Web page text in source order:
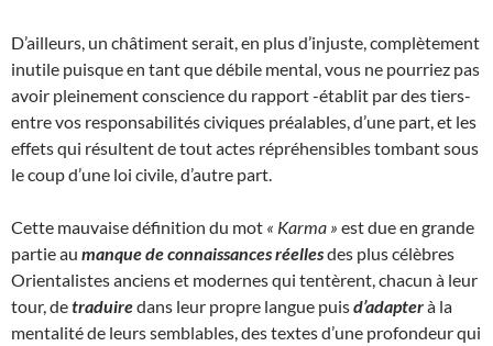
D’ailleurs, un châtiment serait, en plus d’injuste, complètement
inutile puisque en tant que débile mental, vous ne pourriez pas
avoir pleinement conscience du rapport -établit par des tiers-
entre vos responsabilités civiques préalables, d’une part, et les
effets qui résultent de tout actes répréhensibles tombant sous
le coup d’une loi civile, d’autre part.
Cette mauvaise définition du mot « Karma » est due en grande
partie au manque de connaissances réellesdes plus célèbres
Orientalistes anciens et modernes qui tentèrent, chacun à leur
tour, detraduiredans leur propre langue puisd’adapterà la
mentalité de leurs semblables, des textes d’une profondeur qui